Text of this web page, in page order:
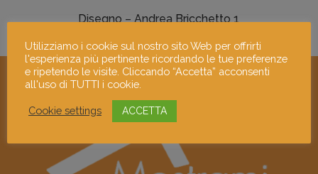
Disegno – Andrea Bricchetto 1
Utilizziamo i cookie sul nostro sito Web per offrirti
l'esperienza più pertinente ricordando le tue preferenze
e ripetendo le visite. Cliccando “Accetta” acconsenti
all'uso di TUTTI i cookie.
Cookie settings ACCETTA